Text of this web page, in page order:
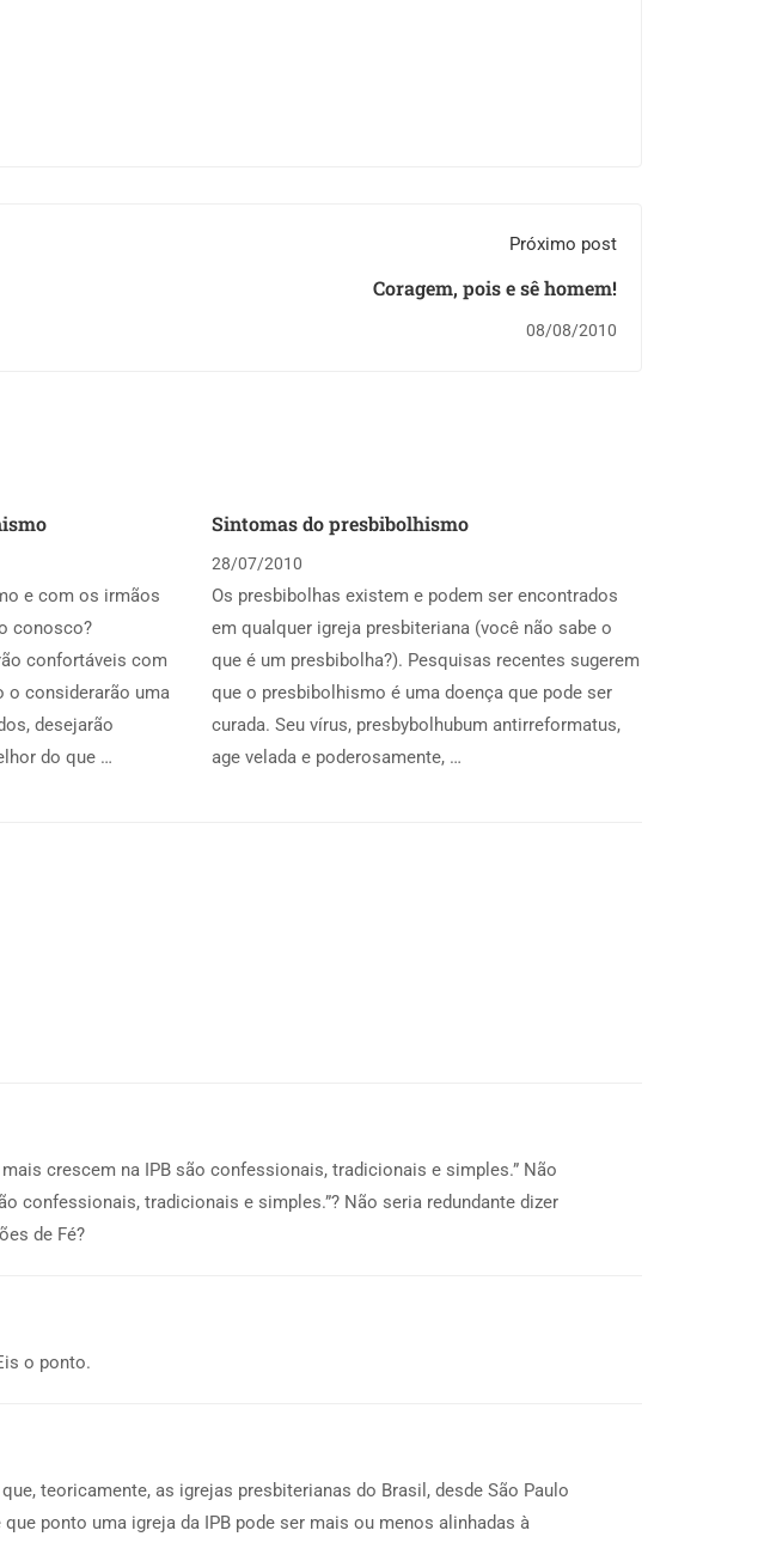
Próximo post
Coragem, pois e sê homem!
08/08/2010
e com os irmãos
conosco?
confortáveis com
o considerarão uma
desejarão
do que …
Sintomas do presbibolhismo
28/07/2010
Os presbibolhas existem e podem ser encontrados
em qualquer igreja presbiteriana (você não sabe o
que é um presbibolha?). Pesquisas recentes sugerem
que o presbibolhismo é uma doença que pode ser
curada. Seu vírus, presbybolhubum antirreformatus,
age velada e poderosamente, …
crescem na IPB são confessionais, tradicionais e simples.” Não
confessionais, tradicionais e simples.”? Não seria redundante dizer
de Fé?
o ponto.
teoricamente, as igrejas presbiterianas do Brasil, desde São Paulo
ponto uma igreja da IPB pode ser mais ou menos alinhadas à